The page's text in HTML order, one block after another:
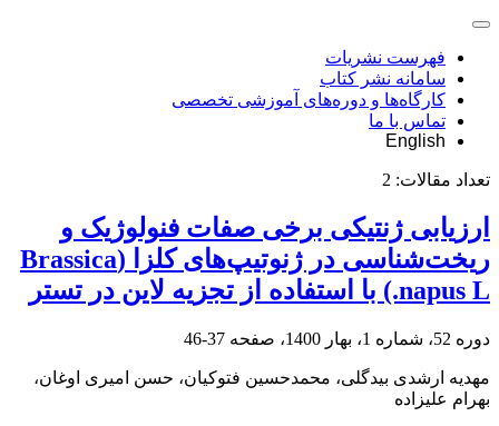
فهرست نشریات
سامانه نشر کتاب
کارگاه‌ها و دوره‌های آموزشی تخصصی
تماس با ما
English
تعداد مقالات: 2
ارزیابی ژنتیکی برخی صفات فنولوژیک و
ریخت‌شناسی در ژنوتیپ‌های کلزا (Brassica
napus L.) با استفاده از تجزیه لاین در تستر
دوره 52، شماره 1، بهار 1400، صفحه 37-46
مهدیه ارشدی بیدگلی، محمدحسین فتوکیان، حسن امیری اوغان،
بهرام علیزاده